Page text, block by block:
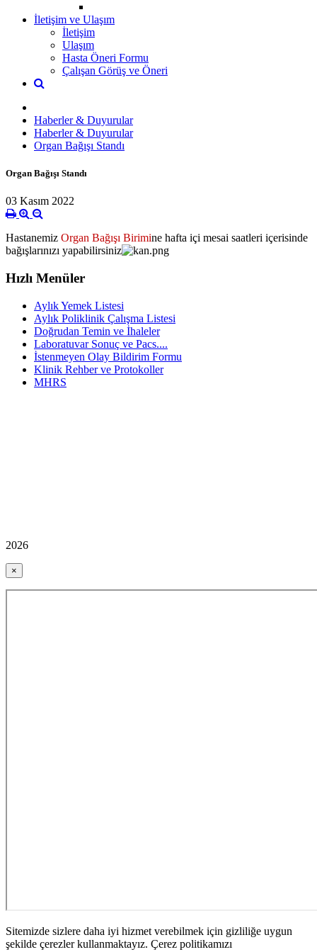
İletişim ve Ulaşım
İletişim
Ulaşım
Hasta Öneri Formu
Çalışan Görüş ve Öneri
Haberler & Duyurular
Haberler & Duyurular
Organ Bağışı Standı
Organ Bağışı Standı
03 Kasım 2022
Hastanemiz Organ Bağışı Birimine hafta içi mesai saatleri içerisinde
bağışlarınızı yapabilirsiniz
Hızlı Menüler
Aylık Yemek Listesi
Aylık Poliklinik Çalışma Listesi
Doğrudan Temin ve İhaleler
Laboratuvar Sonuç ve Pacs....
İstenmeyen Olay Bildirim Formu
Klinik Rehber ve Protokoller
MHRS
2026
×
Sitemizde sizlere daha iyi hizmet verebilmek için gizliliğe uygun
şekilde çerezler kullanmaktayız. Çerez politikamızı